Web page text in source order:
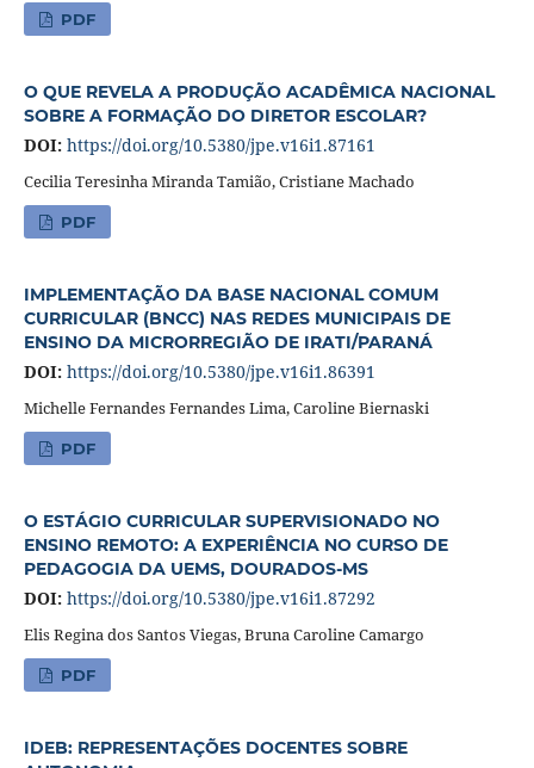
PDF
O QUE REVELA A PRODUÇÃO ACADÊMICA NACIONAL
SOBRE A FORMAÇÃO DO DIRETOR ESCOLAR?
DOI: https://doi.org/10.5380/jpe.v16i1.87161
Cecilia Teresinha Miranda Tamião, Cristiane Machado
PDF
IMPLEMENTAÇÃO DA BASE NACIONAL COMUM
CURRICULAR (BNCC) NAS REDES MUNICIPAIS DE
ENSINO DA MICRORREGIÃO DE IRATI/PARANÁ
DOI: https://doi.org/10.5380/jpe.v16i1.86391
Michelle Fernandes Fernandes Lima, Caroline Biernaski
PDF
O ESTÁGIO CURRICULAR SUPERVISIONADO NO
ENSINO REMOTO: A EXPERIÊNCIA NO CURSO DE
PEDAGOGIA DA UEMS, DOURADOS-MS
DOI: https://doi.org/10.5380/jpe.v16i1.87292
Elis Regina dos Santos Viegas, Bruna Caroline Camargo
PDF
IDEB: REPRESENTAÇÕES DOCENTES SOBRE